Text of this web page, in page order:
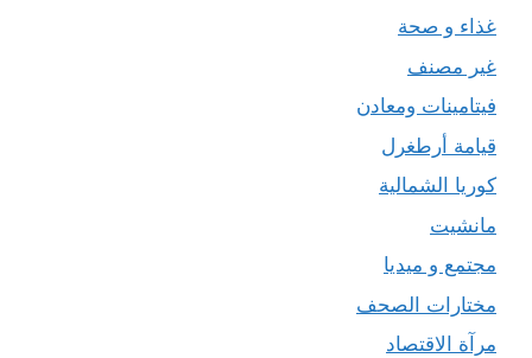
غذاء و صحة
غير مصنف
فيتامينات ومعادن
قيامة أرطغرل
كوريا الشمالية
مانشيت
مجتمع و ميديا
مختارات الصحف
مرآة الاقتصاد